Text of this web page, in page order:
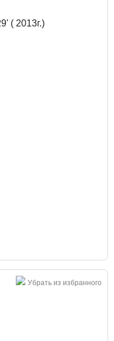
Убрать из избранного